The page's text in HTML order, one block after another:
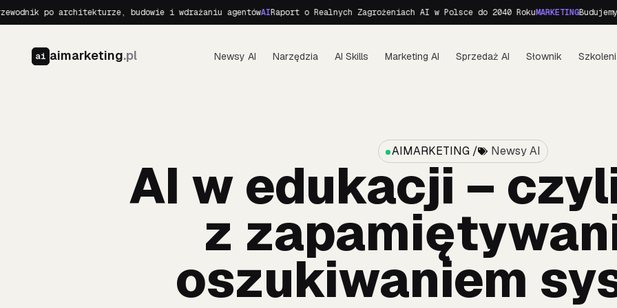
po architekturze, budowie i wdrażaniu agentów AIRaport o Realnych Zagrożeniach AI w Polsce do 2040 RokuMARKETINGBudujemy
ai aimarketing.pl Newsy AI Narzędzia AI Skills Marketing AI Sprzedaż AI Słownik
AIMARKETING / Newsy AI
AI w edukacji –
z
oszukiwaniem